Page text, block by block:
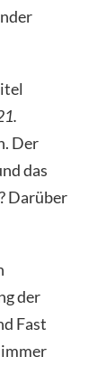
Der
das
Darüber
der
Fast